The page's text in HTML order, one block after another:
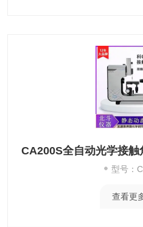
CA200S全自动光学接
型号：
查看更